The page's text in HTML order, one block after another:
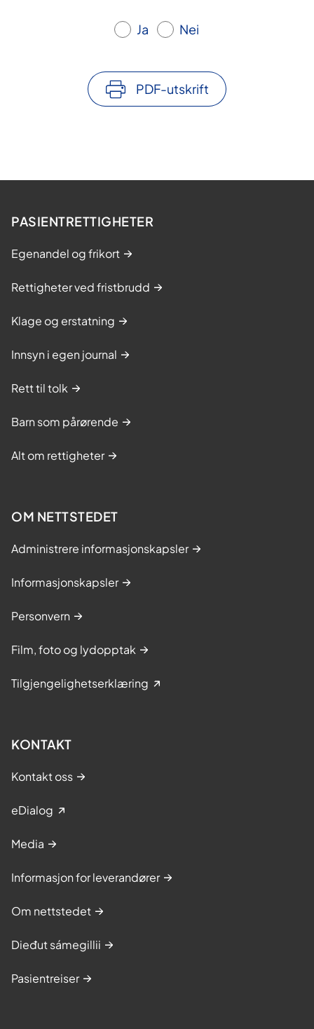
Ja Nei
PDF-utskrift
PASIENTRETTIGHETER
Egenandel og frikort
Rettigheter ved fristbrudd
Klage og erstatning
Innsyn i egen journal
Rett til tolk
Barn som pårørende
Alt om rettigheter
OM NETTSTEDET
Administrere informasjonskapsler
Informasjonskapsler
Personvern
Film, foto og lydopptak
Tilgjengelighetserklæring
KONTAKT
Kontakt oss
eDialog
Media
Informasjon for leverandører
Om nettstedet
Dieđut sámegillii
Pasientreiser